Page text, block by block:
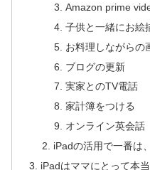
Amazon prime
子供と一緒にお絵
お料理しながらの
ブログの更新
実家とのTV電話
家計簿をつける
オンライン英会話
iPadの活用で一番は
iPadはママにとって本